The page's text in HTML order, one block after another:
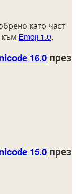
като част
към Emoji 1.0.
16.0 през
15.0 през